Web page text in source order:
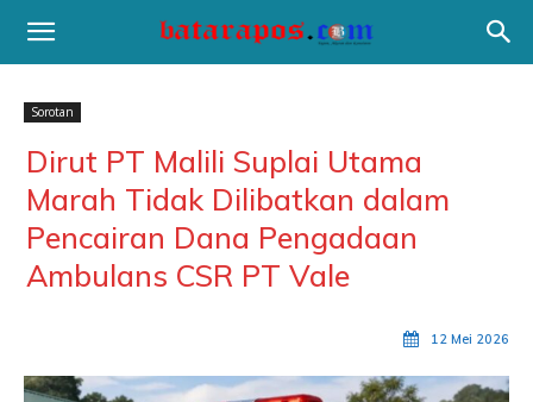
Sorotan
Dirut PT Malili Suplai Utama
Marah Tidak Dilibatkan dalam
Pencairan Dana Pengadaan
Ambulans CSR PT Vale
12 Mei 2026